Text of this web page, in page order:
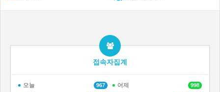
접속자집계
오늘 967 어제 998